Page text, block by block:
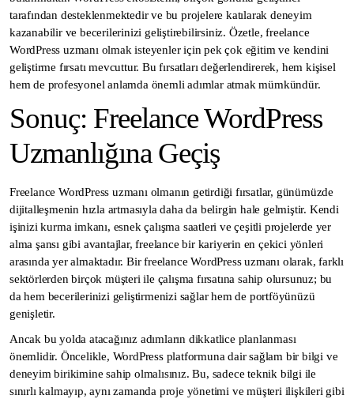
tarafından desteklenmektedir ve bu projelere katılarak deneyim
kazanabilir ve becerilerinizi geliştirebilirsiniz. Özetle, freelance
WordPress uzmanı olmak isteyenler için pek çok eğitim ve kendini
geliştirme fırsatı mevcuttur. Bu fırsatları değerlendirerek, hem kişisel
hem de profesyonel anlamda önemli adımlar atmak mümkündür.
Sonuç: Freelance WordPress
Uzmanlığına Geçiş
Freelance WordPress uzmanı olmanın getirdiği fırsatlar, günümüzde
dijitalleşmenin hızla artmasıyla daha da belirgin hale gelmiştir. Kendi
işinizi kurma imkanı, esnek çalışma saatleri ve çeşitli projelerde yer
alma şansı gibi avantajlar, freelance bir kariyerin en çekici yönleri
arasında yer almaktadır. Bir freelance WordPress uzmanı olarak, farklı
sektörlerden birçok müşteri ile çalışma fırsatına sahip olursunuz; bu
da hem becerilerinizi geliştirmenizi sağlar hem de portföyünüzü
genişletir.
Ancak bu yolda atacağınız adımların dikkatlice planlanması
önemlidir. Öncelikle, WordPress platformuna dair sağlam bir bilgi ve
deneyim birikimine sahip olmalısınız. Bu, sadece teknik bilgi ile
sınırlı kalmayıp, aynı zamanda proje yönetimi ve müşteri ilişkileri gibi